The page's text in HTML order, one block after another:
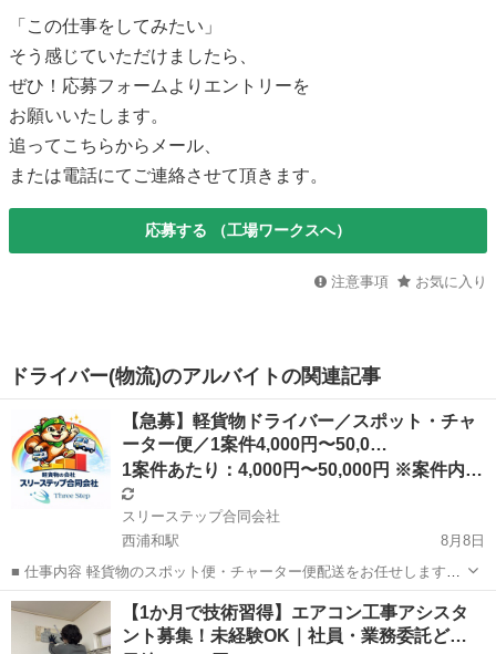
「この仕事をしてみたい」
そう感じていただけましたら、
ぜひ！応募フォームよりエントリーを
お願いいたします。
追ってこちらからメール、
または電話にてご連絡させて頂きます。
応募する （工場ワークスへ）
注意事項 お気に入り
ドライバー(物流)のアルバイトの関連記事
【急募】軽貨物ドライバー／スポット・チャ
ーター便／1案件4,000円〜50,0…
1案件あたり：4,000円〜50,000円 ※案件内容・距離
スリーステップ合同会社
西浦和駅
8月8日
■ 仕事内容 軽貨物のスポット便・チャーター便配送をお任せします。
関東圏（東京都・埼玉県・千葉県・神奈川県）を中心に、 幅広い案件
をご用意しています。 【配送内容例】 ・お弁当配送 ・テスト／サン
プル配送 ・段ボール配...
埼玉 さいたま市 西浦和駅 配送 スポット
【1か月で技術習得】エアコン工事アシスタ
ント募集！未経験OK｜社員・業務委託ど…